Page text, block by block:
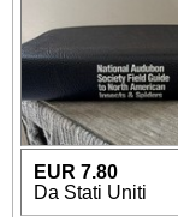
EUR 7.80
Da Stati Uniti